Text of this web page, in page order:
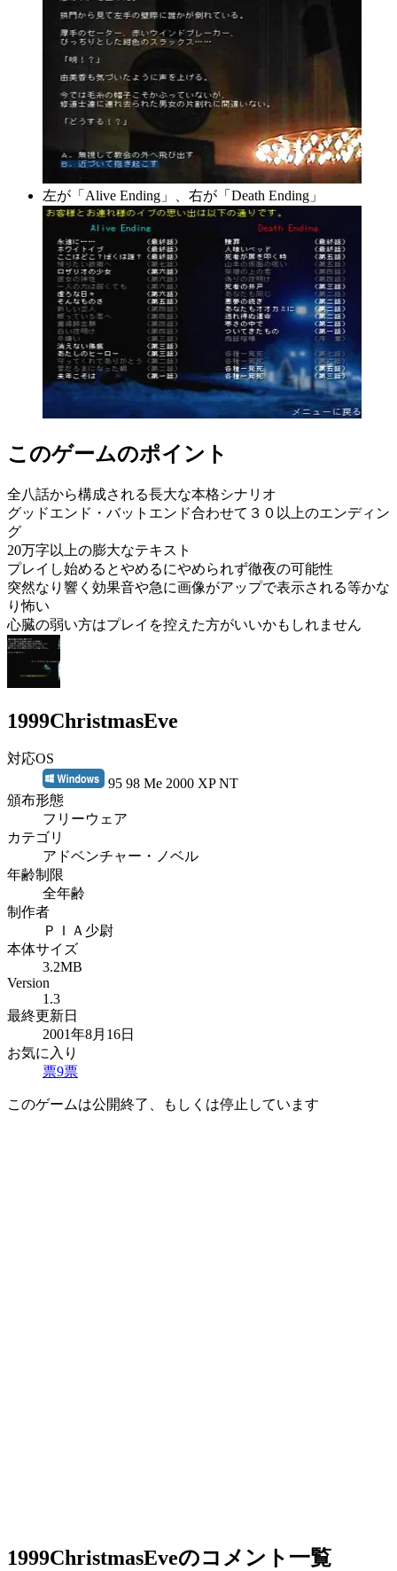
左が「Alive Ending」、右が「Death Ending」
このゲームのポイント
全八話から構成される長大な本格シナリオ
グッドエンド・バットエンド合わせて３０以上のエンディン
グ
20万字以上の膨大なテキスト
プレイし始めるとやめるにやめられず徹夜の可能性
突然なり響く効果音や急に画像がアップで表示される等かな
り怖い
心臓の弱い方はプレイを控えた方がいいかもしれません
1999ChristmasEve
対応OS
95 98 Me 2000 XP NT
頒布形態
フリーウェア
カテゴリ
アドベンチャー・ノベル
年齢制限
全年齢
制作者
ＰＩＡ少尉
本体サイズ
3.2MB
Version
1.3
最終更新日
2001年8月16日
お気に入り
票9票
このゲームは公開終了、もしくは停止しています
1999ChristmasEveのコメント一覧